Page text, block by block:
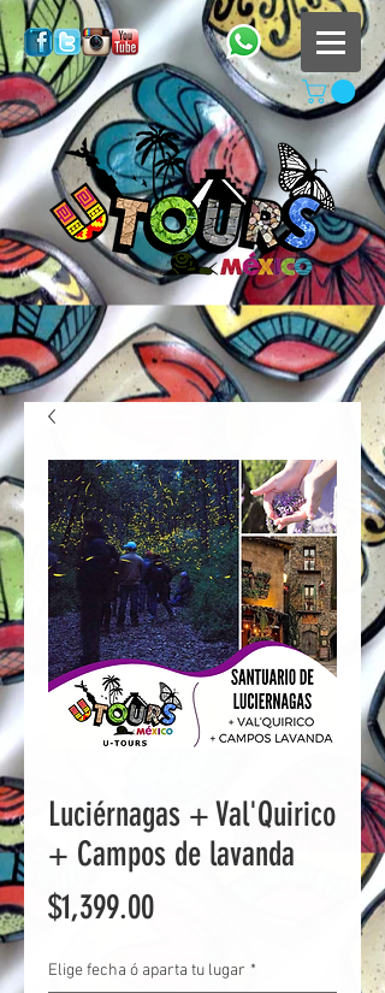
Luciérnagas + Val'Quirico
+ Campos de lavanda
$1,399.00Precio
Elige fecha ó aparta tu lugar *